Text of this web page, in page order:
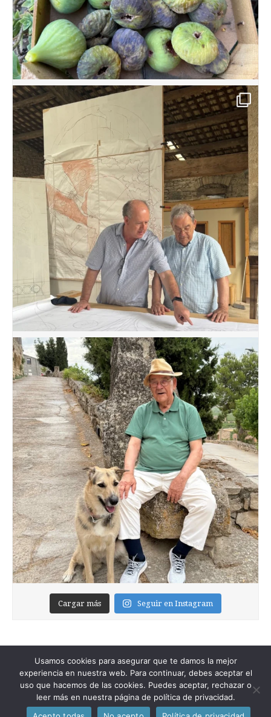
Cargar más Seguir en Instagram
Copyright © 2026 Foixblog
. All Rights Reserved.
Usamos cookies para asegurar que te damos la mejor
experiencia en nuestra web. Para continuar, debes aceptar el
uso que hacemos de las cookies. Puedes aceptar, rechazar o
leer más en nuestra página de política de privacidad.